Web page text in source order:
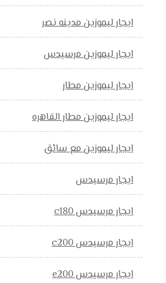
ايجار ليموزين مدينه نصر
ايجار ليموزين مرسيدس
ايجار ليموزين مطار
ايجار ليموزين مطار القاهره
ايجار ليموزين مع سائق
ايجار مرسيدس
ايجار مرسيدس c180
ايجار مرسيدس c200
ايجار مرسيدس e200